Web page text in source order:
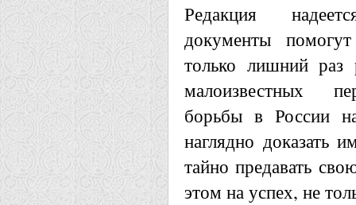
Редакция
документы
только лишний раз
малоизвестных
борьбы в России
наглядно доказать
тайно предавать
этом на успех, не